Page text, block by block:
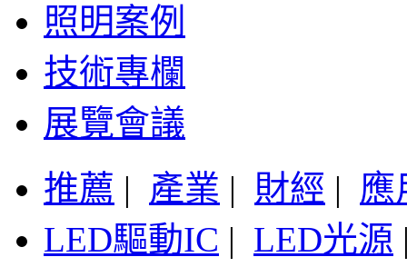
照明案例
技術專欄
展覽會議
推薦 | 產業 | 財經 | 應
LED驅動IC | LED光源